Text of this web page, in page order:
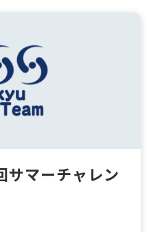
サマーチャレン